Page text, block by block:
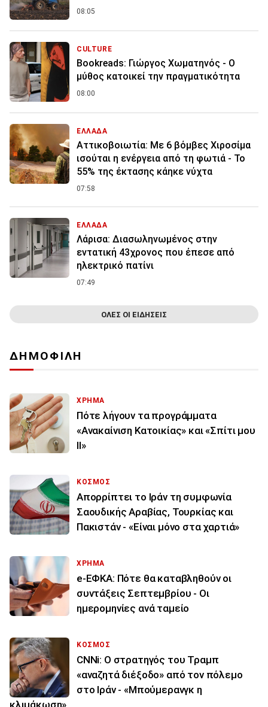
08:05
CULTURE
Bookreads: Γιώργος Χωματηνός - Ο
μύθος κατοικεί την πραγματικότητα
08:00
ΕΛΛΑΔΑ
Αττικοβοιωτία: Με 6 βόμβες Χιροσίμα
ισούται η ενέργεια από τη φωτιά - Το
55% της έκτασης κάηκε νύχτα
07:58
ΕΛΛΑΔΑ
Λάρισα: Διασωληνωμένος στην
εντατική 43χρονος που έπεσε από
ηλεκτρικό πατίνι
07:49
ΟΛΕΣ ΟΙ ΕΙΔΗΣΕΙΣ
ΔΗΜΟΦΙΛΗ
ΧΡΗΜΑ
Πότε λήγουν τα προγράμματα
«Ανακαίνιση Κατοικίας» και «Σπίτι μου
ΙΙ»
ΚΟΣΜΟΣ
Απορρίπτει το Ιράν τη συμφωνία
Σαουδικής Αραβίας, Τουρκίας και
Πακιστάν - «Είναι μόνο στα χαρτιά»
ΧΡΗΜΑ
e-ΕΦΚΑ: Πότε θα καταβληθούν οι
συντάξεις Σεπτεμβρίου - Οι
ημερομηνίες ανά ταμείο
ΚΟΣΜΟΣ
CNNi: Ο στρατηγός του Τραμπ
«αναζητά διέξοδο» από τον πόλεμο
στο Ιράν - «Μπούμερανγκ η
κλιμάκωση»